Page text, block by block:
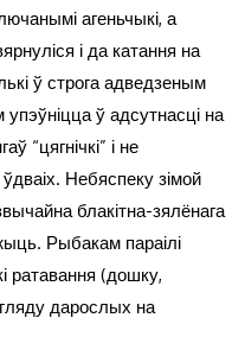
агеньчыкі, а
і да катання на
ў строга адведзеным
ў адсутнасці на
“цягнічкі” і не
Небяспеку зімой
блакітна-зялёнага
Рыбакам параілі
ратавання (дошку,
дарослых на